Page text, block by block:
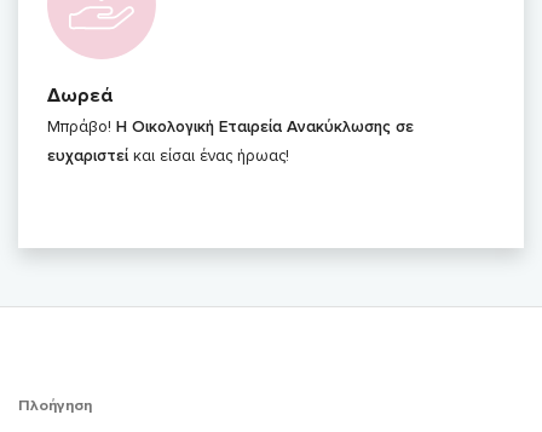
Δωρεά
Μπράβο! Η Οικολογική Εταιρεία Ανακύκλωσης σε
ευχαριστεί και είσαι ένας ήρωας!
Πλοήγηση